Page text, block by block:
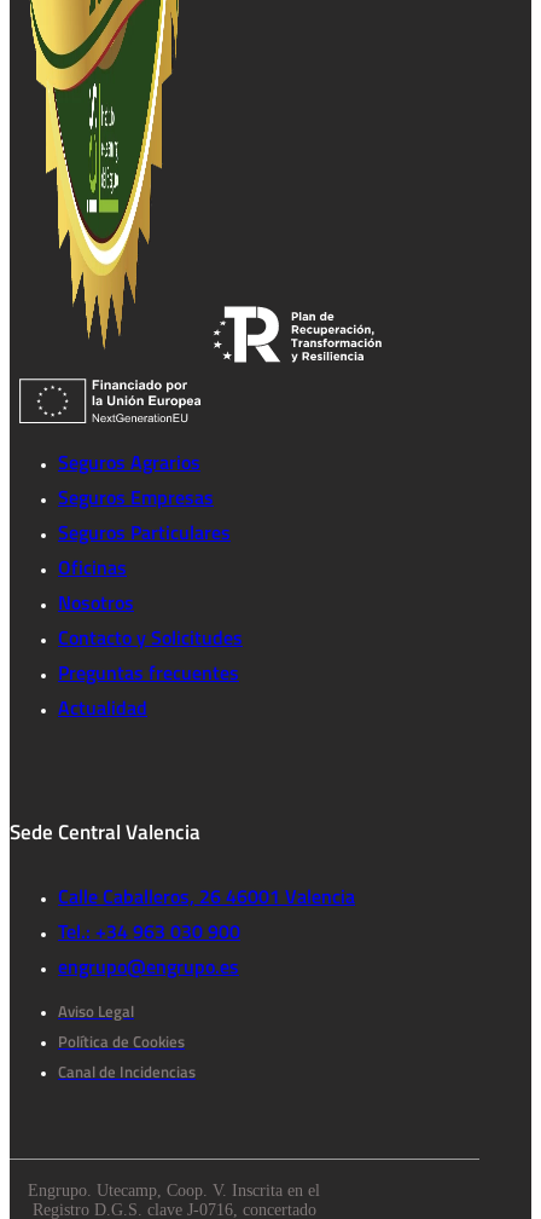
Seguros Agrarios
Seguros Empresas
Seguros Particulares
Oficinas
Nosotros
Contacto y Solicitudes
Preguntas frecuentes
Actualidad
Sede Central Valencia
Calle Caballeros, 26 46001 Valencia
Tel.: +34 963 030 900
engrupo@engrupo.es
Aviso Legal
Política de Cookies
Canal de Incidencias
Engrupo. Utecamp, Coop. V. Inscrita en el
Registro D.G.S. clave J-0716, concertado